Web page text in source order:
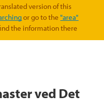
version of this
or go to the"area"
the information there
ved Det